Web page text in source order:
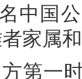
中国
家属
第一